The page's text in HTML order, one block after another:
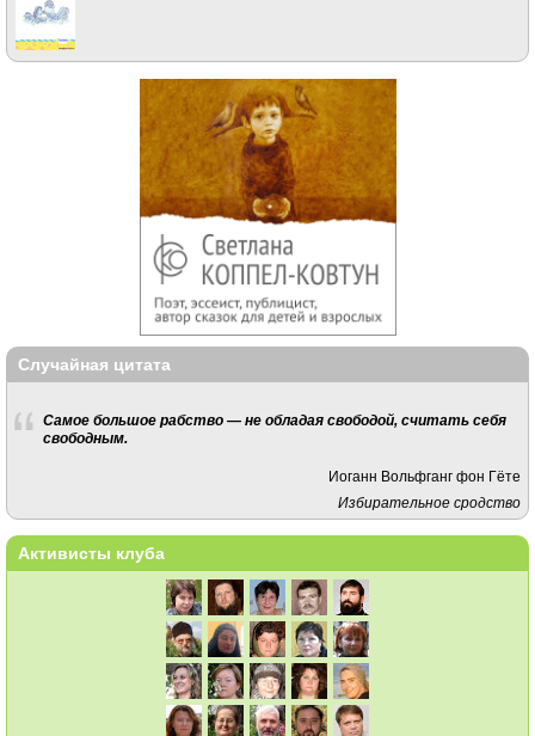
Случайная цитата
Самое большое рабство — не обладая свободой, считать себя
свободным.
Иоганн Вольфганг фон Гёте
Избирательное сродство
Активисты клуба